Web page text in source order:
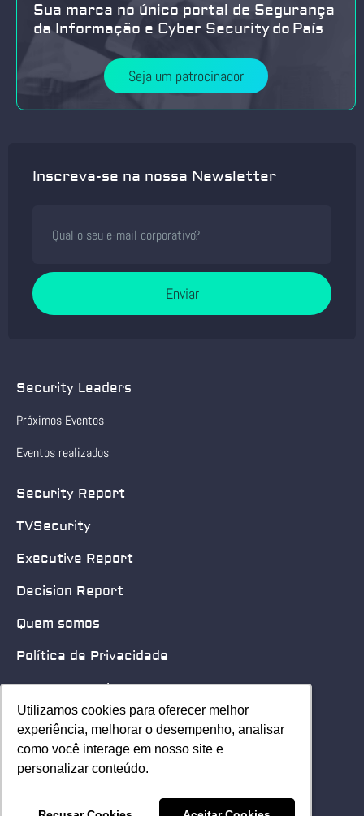
Utilizamos cookies para oferecer melhor
experiência, melhorar o desempenho, analisar
como você interage em nosso site e
personalizar conteúdo.
Utilizamos cookies para oferecer melhor
experiência, melhorar o desempenho, analisar
como você interage em nosso site e
personalizar conteúdo.
Sua marca no único portal de Segurança
da Informação e Cyber Security do País
Seja um patrocinador
Inscreva-se na nossa Newsletter
Enviar
Security Leaders
Próximos Eventos
Eventos realizados
Security Report
TVSecurity
Executive Report
Decision Report
Quem somos
Política de Privacidade
Quero patrocinar
Contato
Home
© 2025 Security Leader. Todos os Direitos Reservados.